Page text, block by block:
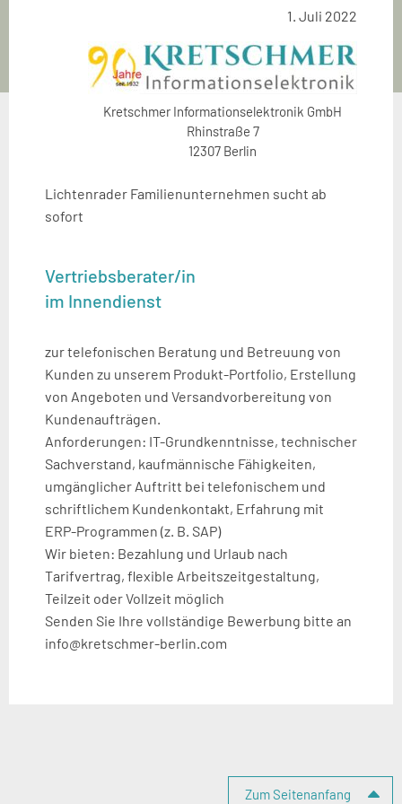
1. Juli 2022
Kretschmer Informationselektronik GmbH
Rhinstraße 7
12307 Berlin
Lichtenrader Familienunternehmen sucht ab
sofort
Vertriebsberater/in
im Innendienst
zur telefonischen Beratung und Betreuung von
Kunden zu unserem Produkt-Portfolio, Erstellung
von Angeboten und Versandvorbereitung von
Kundenaufträgen.
Anforderungen: IT-Grundkenntnisse, technischer
Sachverstand, kaufmännische Fähigkeiten,
umgänglicher Auftritt bei telefonischem und
schriftlichem Kundenkontakt, Erfahrung mit
ERP-Programmen (z. B. SAP)
Wir bieten: Bezahlung und Urlaub nach
Tarifvertrag, flexible Arbeitszeitgestaltung,
Teilzeit oder Vollzeit möglich
Senden Sie Ihre vollständige Bewerbung bitte an
info@kretschmer-berlin.com
Zum Seitenanfang